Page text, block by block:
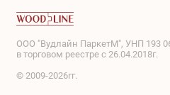
ООО "Вудлайн ПаркетМ", УНП 193
в торговом реестре с 26.04.2018г.
© 2009-2026гг.